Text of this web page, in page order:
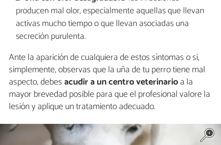
producen mal olor, especialmente aquellas que llevan
activas mucho tiempo o que llevan asociadas una
secreción purulenta.
Ante la aparición de cualquiera de estos síntomas o si,
simplemente, observas que la uña de tu perro tiene mal
aspecto, debesacudir a un centro veterinarioa la
mayor brevedad posible para que el profesional valore la
lesión y aplique un tratamiento adecuado.